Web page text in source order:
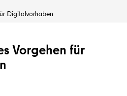
Digitalvorhaben
Vorgehen für